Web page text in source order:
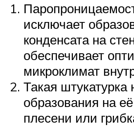
исключает
конденсата на
обеспечивает
микроклимат
Такая штукатурка
образования на
плесени или